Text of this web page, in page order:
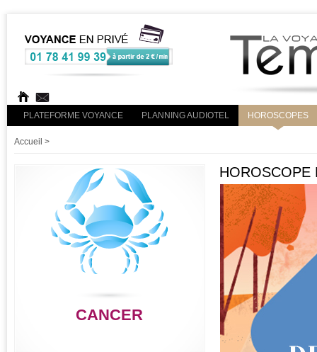
PLATEFORME VOYANCE PLANNING AUDIOTEL HOROSCOPES
Accueil >
CANCER
HOROSCOPE